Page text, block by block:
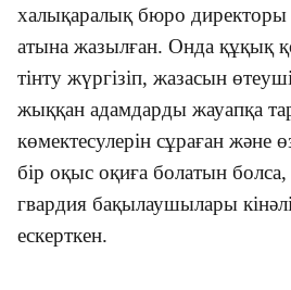
халықаралық бюро директоры
атына жазылған. Онда құқық
тінту жүргізіп, жазасын
жыққан адамдарды жауапқа
көмектесулерін сұраған және
бір оқыс оқиға болатын
гвардия бақылаушылары
ескерткен.